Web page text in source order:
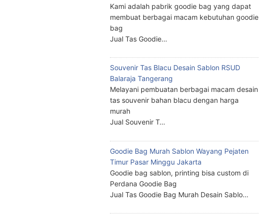
Kami adalah pabrik goodie bag yang dapat
membuat berbagai macam kebutuhan goodie
bag
Jual Tas Goodie…
Souvenir Tas Blacu Desain Sablon RSUD
Balaraja Tangerang
Melayani pembuatan berbagai macam desain
tas souvenir bahan blacu dengan harga
murah
Jual Souvenir T…
Goodie Bag Murah Sablon Wayang Pejaten
Timur Pasar Minggu Jakarta
Goodie bag sablon, printing bisa custom di
Perdana Goodie Bag
Jual Tas Goodie Bag Murah Desain Sablo…